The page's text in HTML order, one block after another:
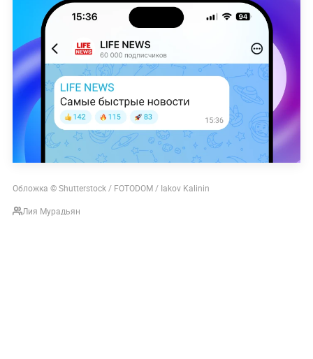
Обложка © Shutterstock / FOTODOM / Iakov Kalinin
Лия Мурадьян